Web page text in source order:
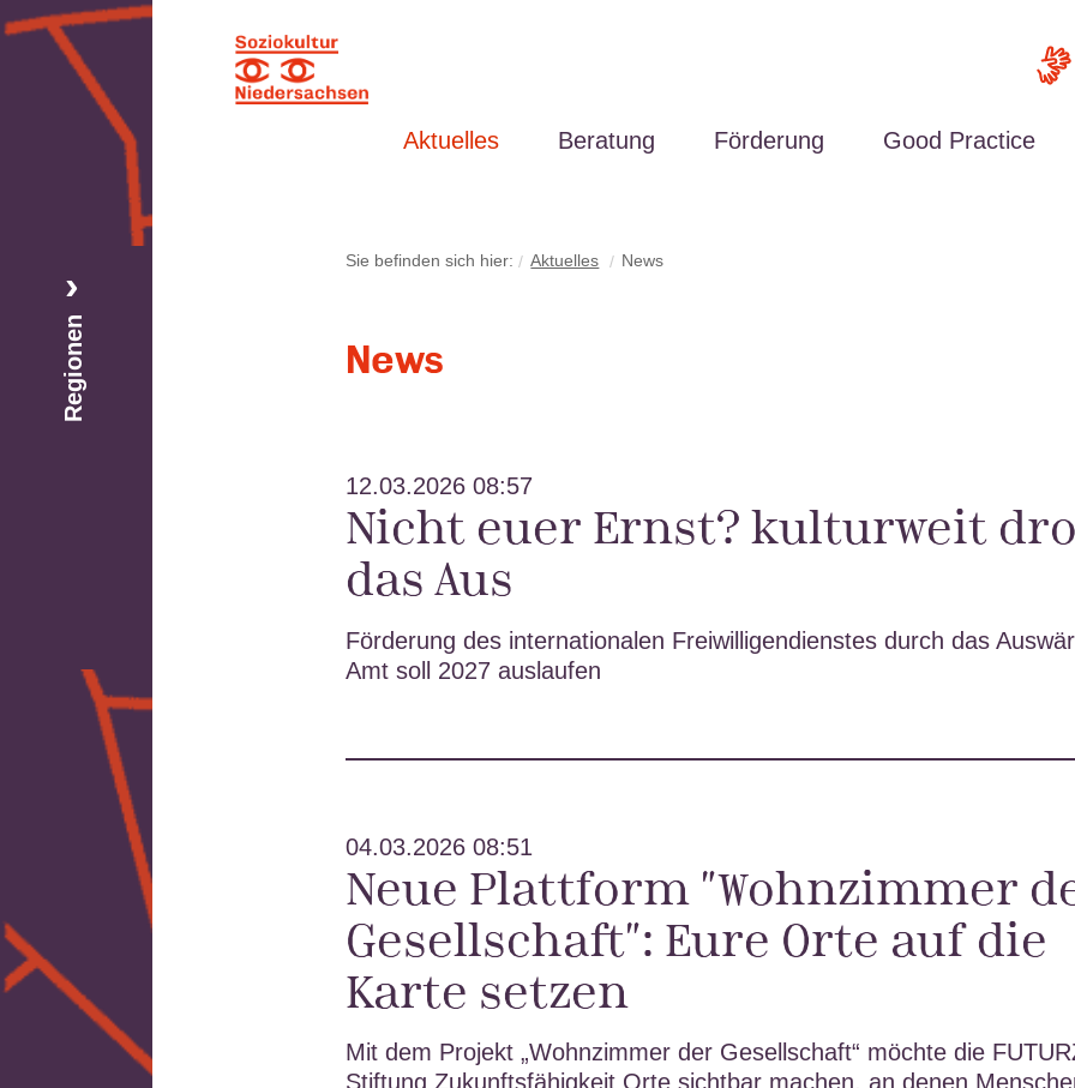
Aktuelles Beratung Förderung Good Practice
Sie befinden sich hier: Aktuelles News
Regionen Region Nord
News
12.03.2026 08:57
Nicht euer Ernst? kulturweit
das Aus
Förderung des internationalen Freiwilligendienstes durch das
Amt soll 2027 auslaufen
04.03.2026 08:51
Neue Plattform "Wohnzimmer
Gesellschaft": Eure Orte auf die
Karte setzen
Mit dem Projekt „Wohnzimmer der Gesellschaft“ möchte die
Stiftung Zukunftsfähigkeit Orte sichtbar machen, an denen